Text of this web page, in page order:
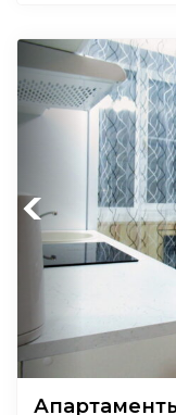
Previous